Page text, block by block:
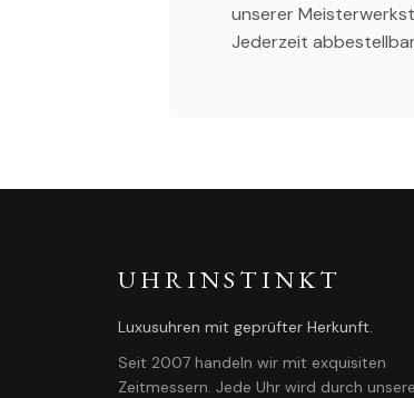
unserer
Jederzeit
UHRINSTINKT
Luxusuhren mit geprüfter Herkunft.
Seit 2007 handeln wir mit exquisiten
Zeitmessern. Jede Uhr wird durch